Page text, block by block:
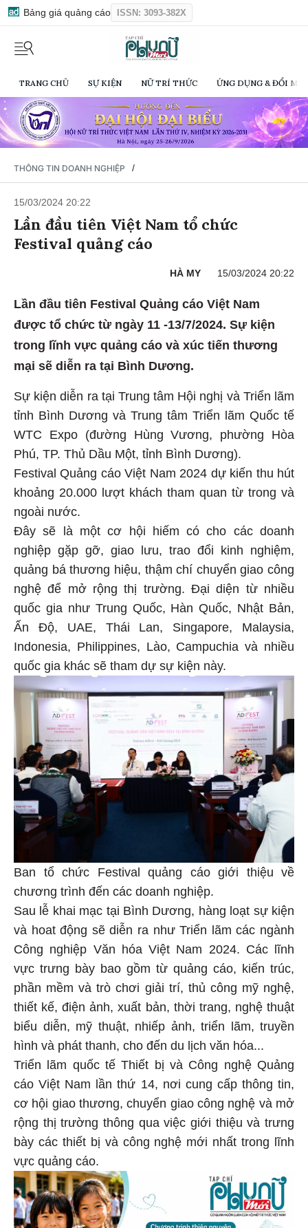
Bảng giá quảng cáo ISSN: 3093-382X
TRANG CHỦ SỰ KIỆN NỮ TRÍ THỨC ỨNG DỤNG & ĐỔI
THÔNG TIN DOANH NGHIỆP /
15/03/2024 20:22
Lần đầu tiên Việt Nam tổ chức
Festival quảng cáo
HÀ MY 15/03/2024 20:22
Lần đầu tiên Festival Quảng cáo Việt Nam
được tổ chức từ ngày 11 -13/7/2024. Sự kiện
trong lĩnh vực quảng cáo và xúc tiến thương
mại sẽ diễn ra tại Bình Dương.
Sự kiện diễn ra tại Trung tâm Hội nghị và Triển lãm
tỉnh Bình Dương và Trung tâm Triển lãm Quốc tế
WTC Expo (đường Hùng Vương, phường Hòa
Phú, TP. Thủ Dầu Một, tỉnh Bình Dương).
Festival Quảng cáo Việt Nam 2024 dự kiến thu hút
khoảng 20.000 lượt khách tham quan từ trong và
ngoài nước.
Đây sẽ là một cơ hội hiếm có cho các doanh
nghiệp gặp gỡ, giao lưu, trao đổi kinh nghiệm,
quảng bá thương hiệu, thậm chí chuyển giao công
nghệ để mở rộng thị trường. Đại diện từ nhiều
quốc gia như Trung Quốc, Hàn Quốc, Nhật Bản,
Ấn Độ, UAE, Thái Lan, Singapore, Malaysia,
Indonesia, Philippines, Lào, Campuchia và nhiều
quốc gia khác sẽ tham dự sự kiện này.
Ban tổ chức Festival quảng cáo giới thiệu về
chương trình đến các doanh nghiệp.
Sau lễ khai mạc tại Bình Dương, hàng loạt sự kiện
và hoat động sẽ diễn ra như Triển lãm các ngành
Công nghiệp Văn hóa Việt Nam 2024. Các lĩnh
vực trưng bày bao gồm từ quảng cáo, kiến trúc,
phần mềm và trò chơi giải trí, thủ công mỹ nghệ,
thiết kế, điện ảnh, xuất bản, thời trang, nghệ thuật
biểu diễn, mỹ thuật, nhiếp ảnh, triển lãm, truyền
hình và phát thanh, cho đến du lịch văn hóa...
Triển lãm quốc tế Thiết bị và Công nghệ Quảng
cáo Việt Nam lần thứ 14, nơi cung cấp thông tin,
cơ hội giao thương, chuyển giao công nghệ và mở
rộng thị trường thông qua việc giới thiệu và trưng
bày các thiết bị và công nghệ mới nhất trong lĩnh
vực quảng cáo.